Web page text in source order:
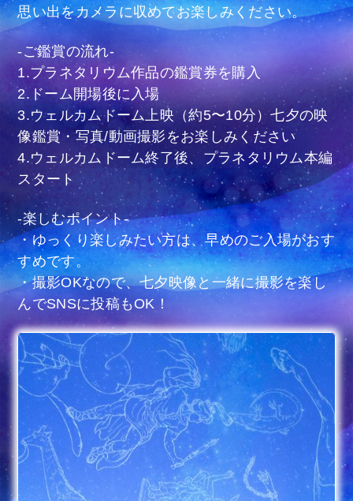
思い出をカメラに収めてお楽しみください。
-ご鑑賞の流れ-
1.プラネタリウム作品の鑑賞券を購入
2.ドーム開場後に入場
3.ウェルカムドーム上映（約5〜10分）七夕の映
像鑑賞・写真/動画撮影をお楽しみください
4.ウェルカムドーム終了後、プラネタリウム本編
スタート
-楽しむポイント-
・ゆっくり楽しみたい方は、早めのご入場がおす
すめです。
・撮影OKなので、七夕映像と一緒に撮影を楽し
んでSNSに投稿もOK！